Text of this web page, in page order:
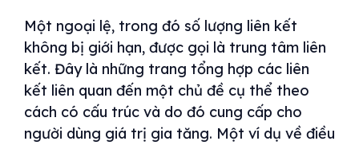
Một ngoại lệ, trong đó số lượng liên kết
không bị giới hạn, được gọi là trung tâm liên
kết. Đây là những trang tổng hợp các liên
kết liên quan đến một chủ đề cụ thể theo
cách có cấu trúc và do đó cung cấp cho
người dùng giá trị gia tăng. Một ví dụ về điều